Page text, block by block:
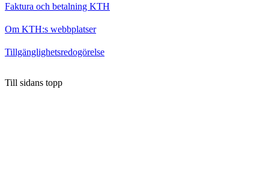
Faktura och betalning KTH
Om KTH:s webbplatser
Tillgänglighetsredogörelse
Till sidans topp